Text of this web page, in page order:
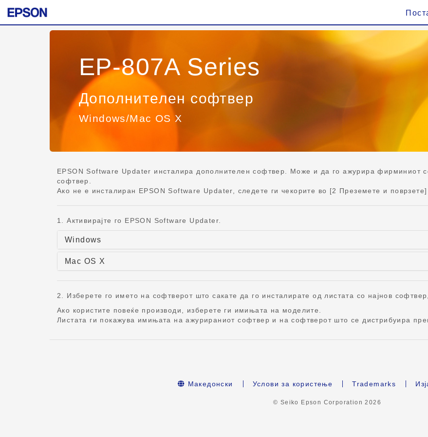
EP-807A Series
Дополнителен софтвер
Windows/Mac OS X
EPSON Software Updater инсталира дополнителен софтвер. Може и да го ажурира фирминиот
софтвер.
Ако не е инсталиран EPSON Software Updater, следете ги чекорите во [2 Преземете и
1. Активирајте го EPSON Software Updater.
Windows
Mac OS X
2. Изберете го името на софтверот што сакате да го инсталирате од листата со најнов софтвер,
Ако користите повеќе производи, изберете ги имињата на моделите.
Листата ги покажува имињата на ажурираниот софтвер и на софтверот што се дистрибуира
Македонски Услови за користење Trademarks
© Seiko Epson Corporation2026